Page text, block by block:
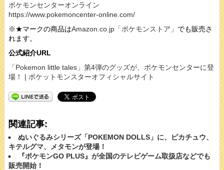
ポケモンセンターオンライン
https://www.pokemoncenter-online.com/
※★マークの商品はAmazon.co.jp「ポケモンストア」 でも販売さ
れます。
公式紹介URL
「Pokemon little tales」第4弾のグッズが、ポケモンセンターに登
場！ | ポケットモンスターオフィシャルサイト
関連記事:
ぬいぐるみシリーズ「POKEMON DOLLS」に、ピカチュウ、
キテルグマ、メタモンが登場！
『ポケモンGO PLUS』が全国のテレビゲーム取扱店などでも
販売開始！